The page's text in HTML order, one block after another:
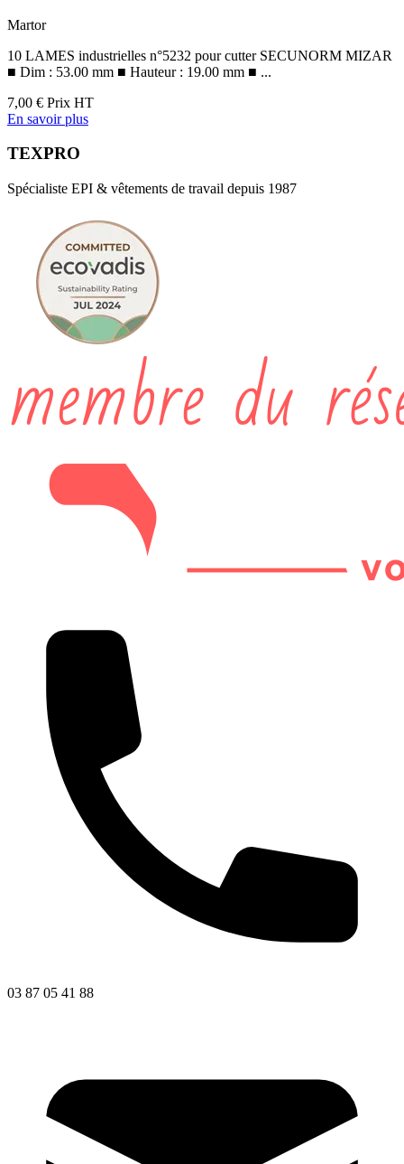
Martor
10 LAMES industrielles n°5232 pour cutter SECUNORM MIZAR
■ Dim : 53.00 mm ■ Hauteur : 19.00 mm ■ ...
7,00 € Prix HT
En savoir plus
TEXPRO
Spécialiste EPI & vêtements de travail depuis 1987
03 87 05 41 88